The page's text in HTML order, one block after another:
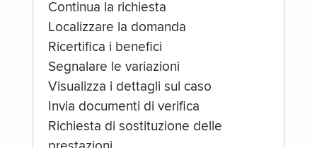
Continua la richiesta
Localizzare la domanda
Ricertifica i benefici
Segnalare le variazioni
Visualizza i dettagli sul caso
Invia documenti di verifica
Richiesta di sostituzione delle